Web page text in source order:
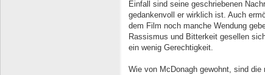
Einfall sind seine geschriebenen
gedankenvoll er wirklich ist. Auch
dem Film noch manche Wendung
Rassismus und Bitterkeit gesellen
ein wenig Gerechtigkeit.
Wie von McDonagh gewohnt, sind